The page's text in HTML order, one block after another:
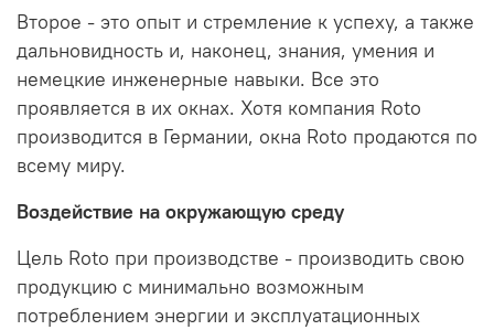
Второе - это опыт и стремление к успеху, а также
дальновидность и, наконец, знания, умения и
немецкие инженерные навыки. Все это
проявляется в их окнах. Хотя компания Roto
производится в Германии, окна Roto продаются по
всему миру.
Воздействие на окружающую среду
Цель Roto при производстве - производить свою
продукцию с минимально возможным
потреблением энергии и эксплуатационных